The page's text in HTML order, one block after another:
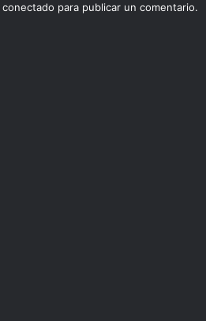
conectado para publicar un comentario.